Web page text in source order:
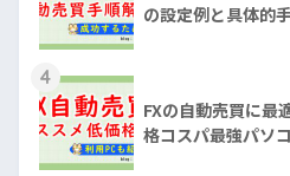
の設定例と具体的
4
FXの自動売買に最
格コスパ最強パソ